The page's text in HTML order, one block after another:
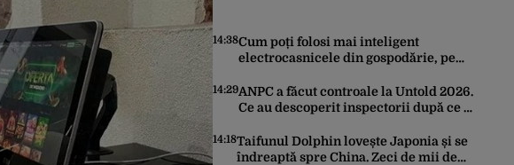
14:38Cum poți folosi mai inteligent
electrocasnicele din gospodărie, pe
prelungi durata de viață
14:29ANPC a făcut controale la Untold 2026.
Ce au descoperit inspectorii după ce au
14:18Taifunul Dolphin lovește Japonia și se
îndreaptă spre China. Zeci de mii de